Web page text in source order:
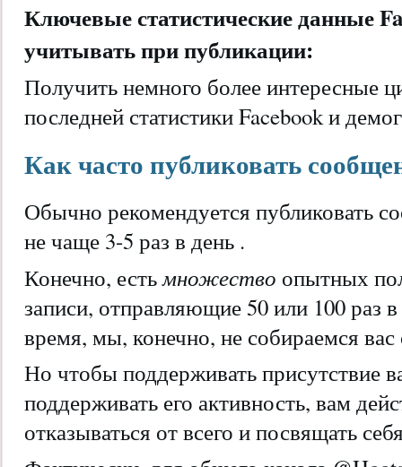
Ключевые статистические данные
учитывать при публикации:
Получить немного более интересные
последней статистики Facebook и
Как часто публиковать
Обычно рекомендуется публиковать
не чаще 3-5 раз в день .
Конечно, естьмножество опытных
записи, отправляющие 50 или 100 раз
время, мы, конечно, не собираемся вас
Но чтобы поддерживать присутствие
поддерживать его активность, вам
отказываться от всего и посвящать